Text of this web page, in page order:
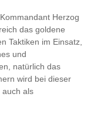
Herzog
das goldene
Taktiken im Einsatz,
und
natürlich das
wird bei dieser
auch als